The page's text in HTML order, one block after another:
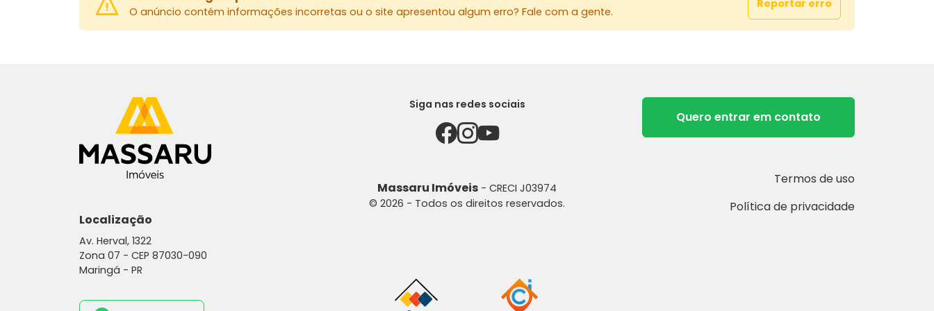
Toda estrutura tem aproximadamente 2.000,00 m²
ENTRE EM CONTATO PARA MAIORES INFORMAÇÕES!
Para mais informações:
44 99119-1555 Corretor Orozil Pimenta
O anúncio contém informações incorretas ou o site apresentou algum erro? Fale com a gente.
Reportar erro
Localização
Av. Herval, 1322
Zona 07 - CEP 87030-090
Maringá - PR
Siga nas redes sociais
Massaru Imóveis - CRECI J03974
© 2026 - Todos os direitos reservados.
Quero entrar em contato
Termos de uso
Política de privacidade